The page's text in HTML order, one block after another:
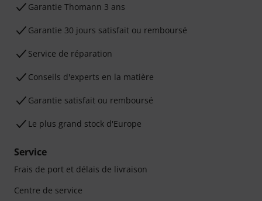
Ga­ran­tie Thomann 3 ans
Garantie 30 jours satisfait ou remboursé
Service de réparation
Conseils d'experts en la matière
Garantie satisfait ou remboursé
Le plus grand stock d'Europe
Service
Frais de port et délais de livraison
Centre de service